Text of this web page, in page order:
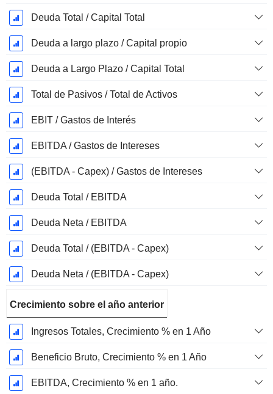
Deuda Total / Capital Total
Deuda a largo plazo / Capital propio
Deuda a Largo Plazo / Capital Total
Total de Pasivos / Total de Activos
EBIT / Gastos de Interés
EBITDA / Gastos de Intereses
(EBITDA - Capex) / Gastos de Intereses
Deuda Total / EBITDA
Deuda Neta / EBITDA
Deuda Total / (EBITDA - Capex)
Deuda Neta / (EBITDA - Capex)
Crecimiento sobre el año anterior
Ingresos Totales, Crecimiento % en 1 Año
Beneficio Bruto, Crecimiento % en 1 Año
EBITDA, Crecimiento % en 1 año.